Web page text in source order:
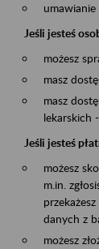
Jeśli jesteś
możesz
masz
masz
lekarskich
Jeśli jesteś
możesz
m.in.
danych z
możesz